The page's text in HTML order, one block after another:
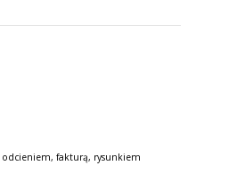
fakturą, rysunkiem